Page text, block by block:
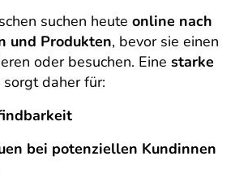
suchen heute online nach
und Produkten, bevor sie einen
oder besuchen. Eine starke
sorgt daher für:
bei potenziellen Kundinnen